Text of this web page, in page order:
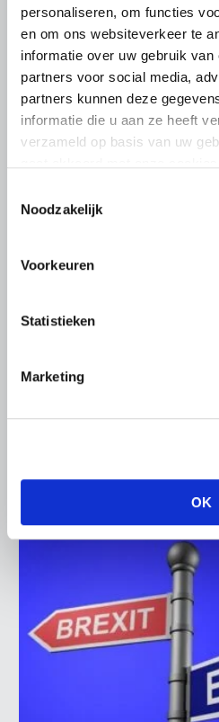
personaliseren, om functies
en om ons websiteverkeer te
informatie over uw gebruik
partners voor social media,
partners kunnen deze
informatie die u aan ze heeft
verzameld op basis van uw
Noodzakelijk
Voorkeuren
Statistieken
Marketing
OK
PERSBERICHT
Voorzichtige
kabinetsreactie op het
stappen te…